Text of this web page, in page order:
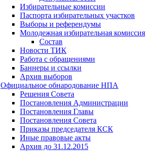
Избирательные комиссии
Паспорта избирательных участков
Выборы и референдумы
Молодежная избирательная комиссия
Состав
Новости ТИК
Работа с обращениями
Баннеры и ссылки
Архив выборов
Официальное обнародование НПА
Решения Совета
Постановления Администрации
Постановления Главы
Постановления Совета
Приказы председателя КСК
Иные правовые акты
Архив до 31.12.2015